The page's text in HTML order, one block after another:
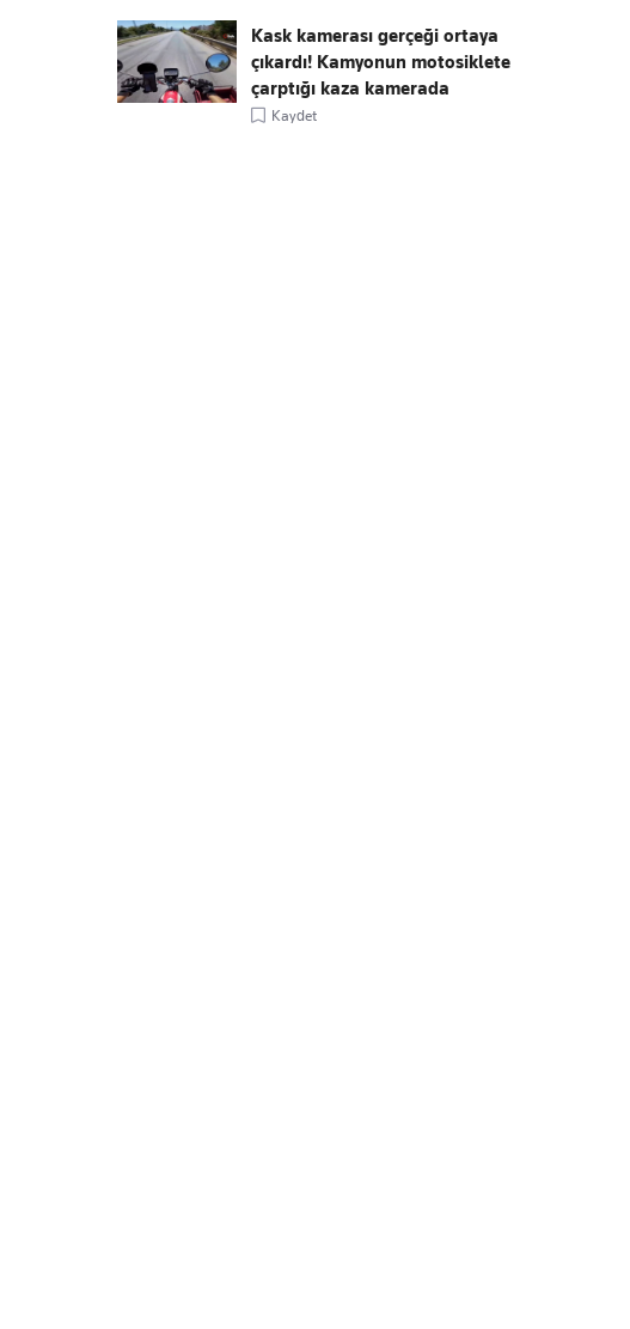
Kask kamerası gerçeği ortaya
çıkardı! Kamyonun motosiklete
çarptığı kaza kamerada
Kaydet